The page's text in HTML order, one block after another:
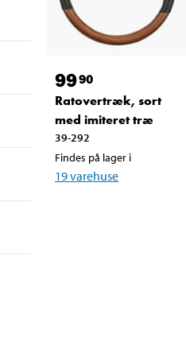
9990
Ratovertræk, sort
med imiteret træ
39-292
Findes på lager i
19varehuse